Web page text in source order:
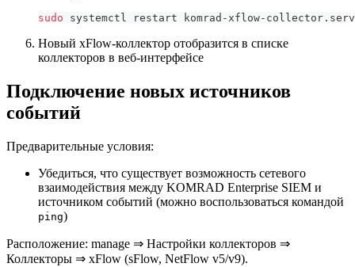
sudo systemctl restart komrad-xflow-
Новый xFlow-коллектор отобразится в списке
коллекторов в веб-интерфейсе
Подключение новых источников
событий
Предварительные условия:
Убедиться, что существует возможность сетевого
взаимодействия между KOMRAD Enterprise SIEM и
источником событий (можно воспользоваться командой
ping)
Расположение: manage ⇒ Настройки коллекторов ⇒
Коллекторы ⇒ xFlow (sFlow, NetFlow v5/v9).